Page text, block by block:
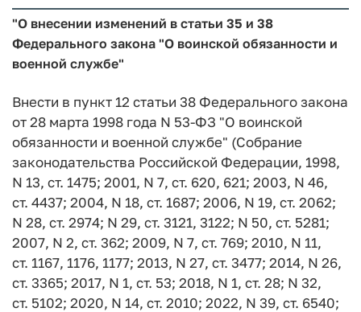
"О внесении изменений в статьи 35 и 38
Федерального закона "О воинской обязанности и
военной службе"
Внести в пункт 12 статьи 38 Федерального закона
от 28 марта 1998 года N 53-ФЗ "О воинской
обязанности и военной службе" (Собрание
законодательства Российской Федерации, 1998,
N 13, ст. 1475; 2001, N 7, ст. 620, 621; 2003, N 46,
ст. 4437; 2004, N 18, ст. 1687; 2006, N 19, ст. 2062;
N 28, ст. 2974; N 29, ст. 3121, 3122; N 50, ст. 5281;
2007, N 2, ст. 362; 2009, N 7, ст. 769; 2010, N 11,
ст. 1167, 1176, 1177; 2013, N 27, ст. 3477; 2014, N 26,
ст. 3365; 2017, N 1, ст. 53; 2018, N 1, ст. 28; N 32,
ст. 5102; 2020, N 14, ст. 2010; 2022, N 39, ст. 6540;